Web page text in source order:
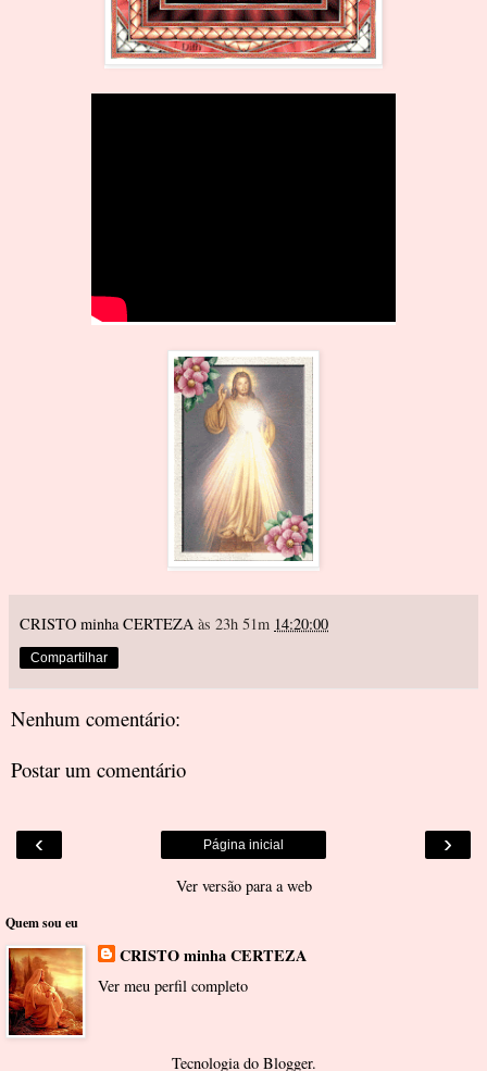
CRISTO minha CERTEZA às 23h 51m 14:20:00
Compartilhar
Nenhum comentário:
Postar um comentário
‹ ›
Página inicial
Ver versão para a web
Quem sou eu
CRISTO minha CERTEZA
Ver meu perfil completo
Tecnologia do Blogger.